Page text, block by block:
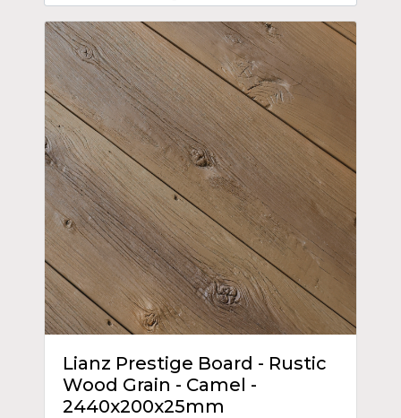
Lianz Prestige Board - Rustic
Wood Grain - Camel -
2440x200x25mm